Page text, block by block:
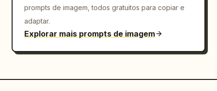
prompts de imagem, todos gratuitos para copiar e
adaptar.
Explorar mais prompts de imagem